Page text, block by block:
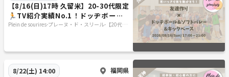
【8/16(日)17時 久留米】20-30代限定
🏃TV紹介実績No.1！ドッヂボール&
ソフトバレー&キックベース🤾
Plein de sourires-プレーヌ・ド・スリール-【20代/3
8/22(土) 14:00 福岡県